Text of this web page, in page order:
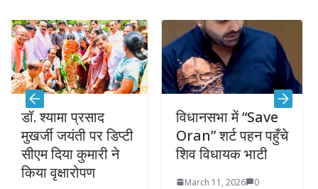
प्रसाद
पर डिप्टी
कुमारी ने
विधानसभा में “Save
Oran” शर्ट पहन पहुँचे
शिव विधायक भाटी
March 11, 2026 0
5
ईनामी
अवैध
गिरफ्तार